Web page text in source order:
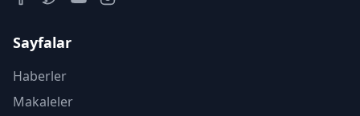
Sayfalar
Haberler
Makaleler